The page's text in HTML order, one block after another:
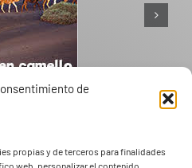
de
propias y de terceros para finalidades
web, personalizar el contenido
CAMELLO